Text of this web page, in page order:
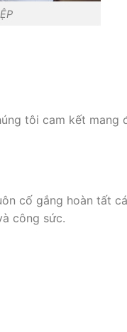
tôi cam kết mang
cố gắng hoàn tất
công sức.